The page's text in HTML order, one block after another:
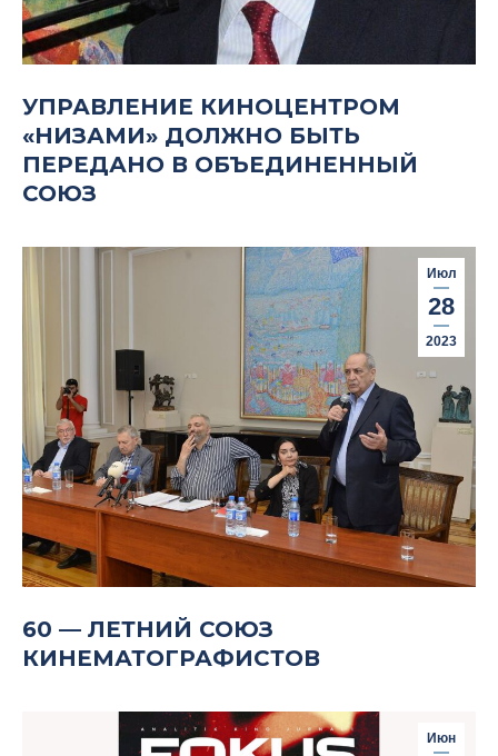
УПРАВЛЕНИЕ КИНОЦЕНТРОМ
«НИЗАМИ» ДОЛЖНО БЫТЬ
ПЕРЕДАНО В ОБЪЕДИНЕННЫЙ
СОЮЗ
Июл
28
2023
60 — ЛЕТНИЙ СОЮЗ
КИНЕМАТОГРАФИСТОВ
Июн